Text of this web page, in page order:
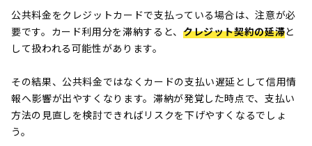
公共料金をクレジットカードで支払っている場合は、注意が必
要です。カード利用分を滞納すると、 クレジット契約の延滞と
して扱われる可能性があります。
その結果、公共料金ではなくカードの支払い遅延として信用情
報へ影響が出やすくなります。滞納が発覚した時点で、支払い
方法の見直しを検討できればリスクを下げやすくなるでしょ
う。